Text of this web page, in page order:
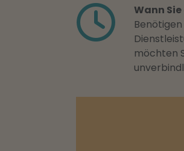
Wann
Benötigen
möchten